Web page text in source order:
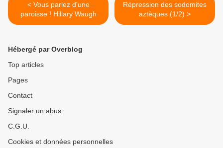
< Vous parlez d'une
paroisse ! Hillary Waugh
Répression des sodomites
aztèques (1/2) >
Hébergé par Overblog
Top articles
Pages
Contact
Signaler un abus
C.G.U.
Cookies et données personnelles